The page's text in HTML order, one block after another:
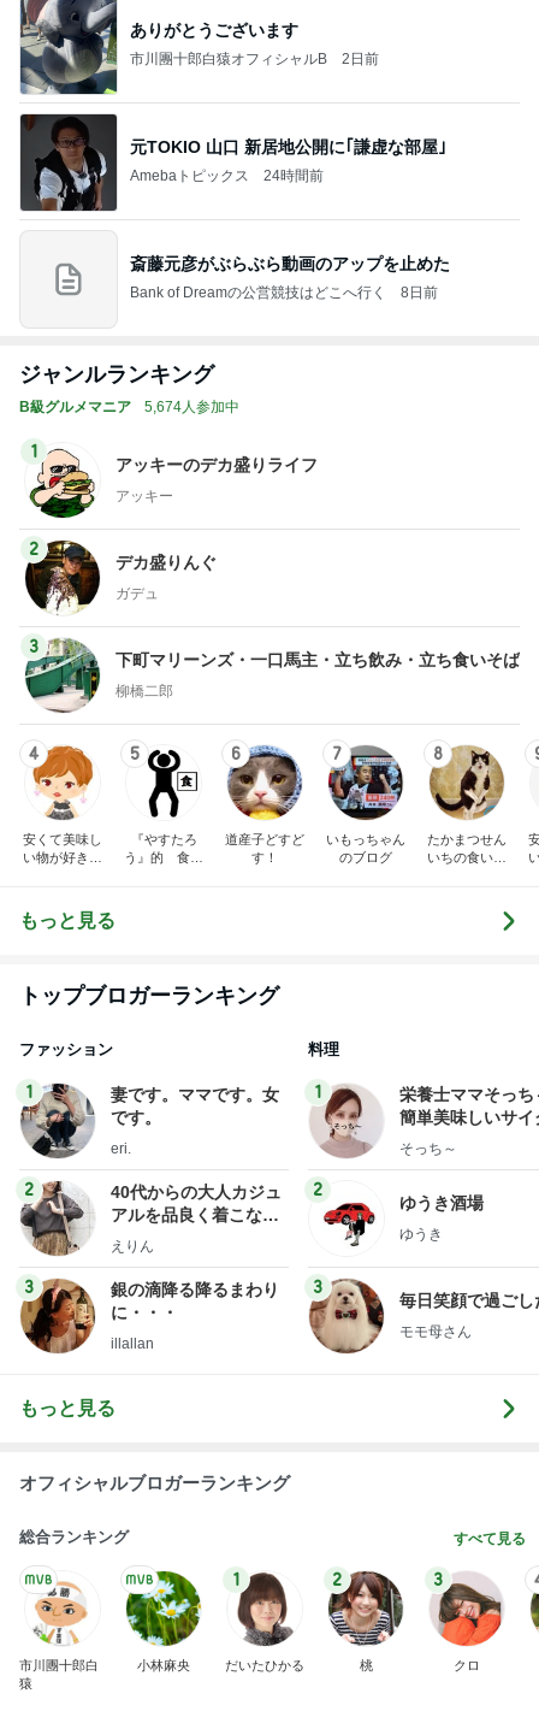
ありがとうございます
市川團十郎白猿オフィシャルB 2日前
元TOKIO 山口 新居地公開に｢謙虚な部屋｣
Amebaトピックス 24時間前
斎藤元彦がぶらぶら動画のアップを止めた
Bank of Dreamの公営競技はどこへ行く 8日前
ジャンルランキング
B級グルメマニア 5,674人参加中
1
アッキーのデカ盛りライフ
アッキー
2
デカ盛りんぐ
ガデュ
3
下町マリーンズ・一口馬主・立ち飲み・立ち食いそば
柳橋二郎
4
安くて美味し
い物が好き☆
5
『やすたろ
う』的 食の
6
道産子どすど
す！
7
いもっちゃん
のブログ
8
たかまつせん
いちの食い散
もっと見る
トップブロガーランキング
ファッション
1
妻です。ママです。女
です。
eri.
2
40代からの大人カジュ
アルを品良く着こなす
ファッションブログ
えりん
3
銀の滴降る降るまわり
に・・・
illallan
料理
1
栄養士ママそっち
簡単美味しいサイ
献立
そっち～
2
ゆうき酒場
ゆうき
3
毎日笑顔で過ごし
モモ母さん
もっと見る
オフィシャルブロガーランキング
総合ランキング すべて見る
市川團十郎白
猿
小林麻央
1
だいたひかる
2
桃
3
クロ